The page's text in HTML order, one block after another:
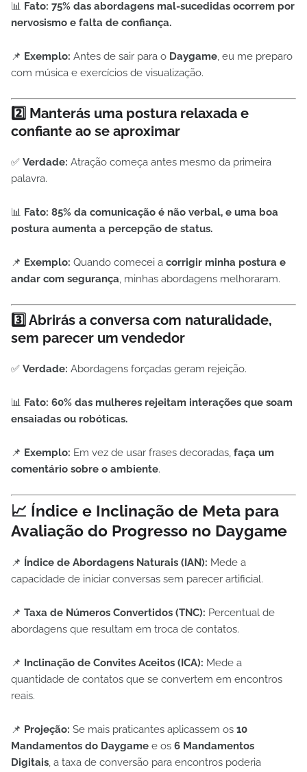
📊 Fato: 75% das abordagens mal-sucedidas ocorrem por
nervosismo e falta de confiança.
📌 Exemplo: Antes de sair para o Daygame , eu me preparo
com música e exercícios de visualização.
2️⃣ Manterás uma postura relaxada e
confiante ao se aproximar
✅ Verdade: Atração começa antes mesmo da primeira
palavra.
📊 Fato: 85% da comunicação é não verbal, e uma boa
postura aumenta a percepção de status.
📌 Exemplo: Quando comecei a corrigir minha postura e
andar com segurança, minhas abordagens melhoraram.
3️⃣ Abrirás a conversa com naturalidade,
sem parecer um vendedor
✅ Verdade: Abordagens forçadas geram rejeição.
📊 Fato: 60% das mulheres rejeitam interações que soam
ensaiadas ou robóticas.
📌 Exemplo: Em vez de usar frases decoradas, faça um
comentário sobre o ambiente.
📈 Índice e Inclinação de Meta para
Avaliação do Progresso no Daygame
📌 Índice de Abordagens Naturais (IAN): Mede a
capacidade de iniciar conversas sem parecer artificial.
📌 Taxa de Números Convertidos (TNC): Percentual de
abordagens que resultam em troca de contatos.
📌 Inclinação de Convites Aceitos (ICA): Mede a
quantidade de contatos que se convertem em encontros
reais.
📌 Projeção: Se mais praticantes aplicassem os 10
Mandamentos do Daygame e os 6 Mandamentos
Digitais, a taxa de conversão para encontros poderia